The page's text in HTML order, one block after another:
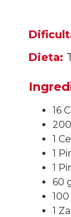
Dieta:
16
1
1
1
60
1